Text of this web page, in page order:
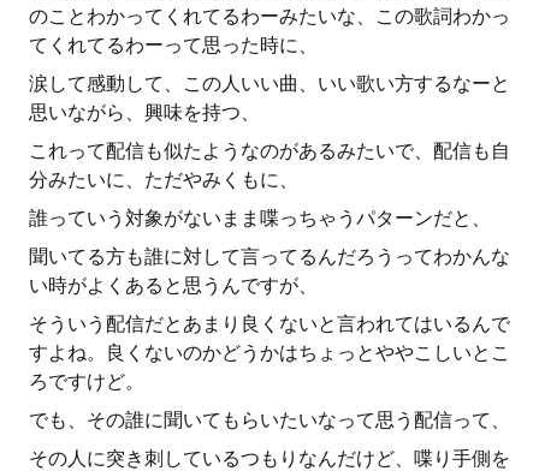
のことわかってくれてるわーみたいな、この歌詞わかっ
てくれてるわーって思った時に、
涙して感動して、この人いい曲、いい歌い方するなーと
思いながら、興味を持つ、
これって配信も似たようなのがあるみたいで、配信も自
分みたいに、ただやみくもに、
誰っていう対象がないまま喋っちゃうパターンだと、
聞いてる方も誰に対して言ってるんだろうってわかんな
い時がよくあると思うんですが、
そういう配信だとあまり良くないと言われてはいるんで
すよね。良くないのかどうかはちょっとややこしいとこ
ろですけど。
でも、その誰に聞いてもらいたいなって思う配信って、
その人に突き刺しているつもりなんだけど、喋り手側を